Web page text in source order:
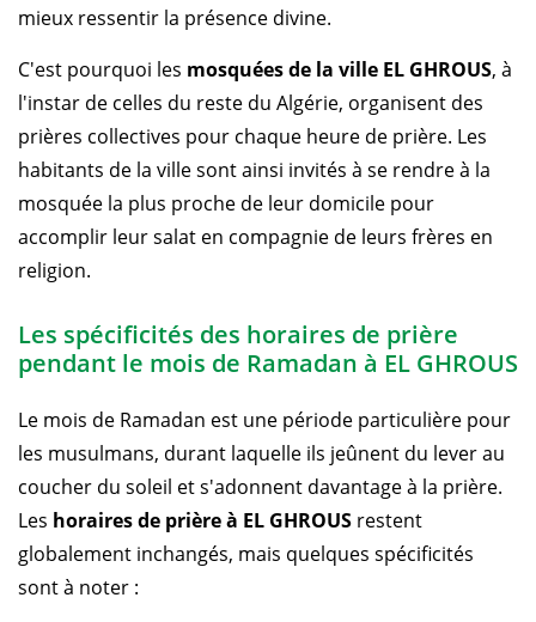
mieux ressentir la présence divine.
C'est pourquoi les mosquées de la ville EL GHROUS, à
l'instar de celles du reste du Algérie, organisent des
prières collectives pour chaque heure de prière. Les
habitants de la ville sont ainsi invités à se rendre à la
mosquée la plus proche de leur domicile pour
accomplir leur salat en compagnie de leurs frères en
religion.
Les spécificités des horaires de prière
pendant le mois de Ramadan à EL GHROUS
Le mois de Ramadan est une période particulière pour
les musulmans, durant laquelle ils jeûnent du lever au
coucher du soleil et s'adonnent davantage à la prière.
Les horaires de prière à EL GHROUS restent
globalement inchangés, mais quelques spécificités
sont à noter :